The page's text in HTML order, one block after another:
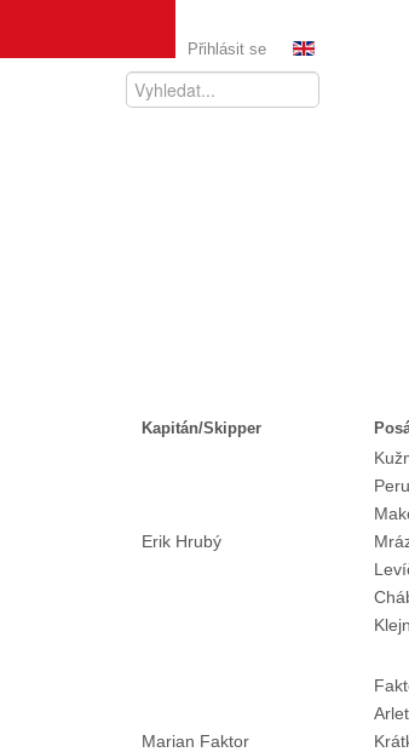
Přihlásit se
Kapitán/Skipper
Erik Hrubý
Marian Faktor